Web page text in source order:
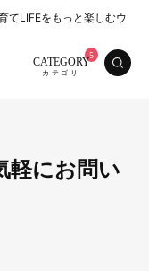
てLIFEをもっと楽しむウ
CATEGORY
軽にお問い